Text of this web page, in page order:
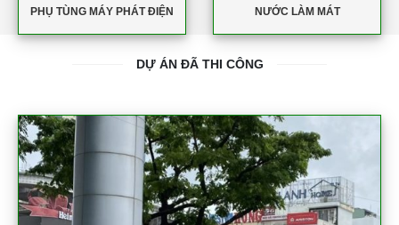
PHỤ TÙNG MÁY PHÁT ĐIỆN NƯỚC LÀM MÁT
DỰ ÁN ĐÃ THI CÔNG